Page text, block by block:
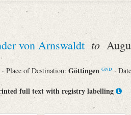
von Arnswaldt to
· Place of Destination: Göttingen GND ·
full text with registry labelling